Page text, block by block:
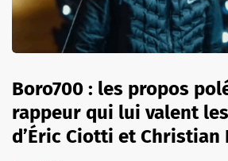
Boro700 : les propos
rappeur qui lui valent
d’Éric Ciotti et Christian